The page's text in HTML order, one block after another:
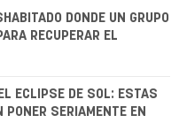
DONDE UN GRUPO
RECUPERAR EL
ECLIPSE DE SOL: ESTAS
PONER SERIAMENTE EN